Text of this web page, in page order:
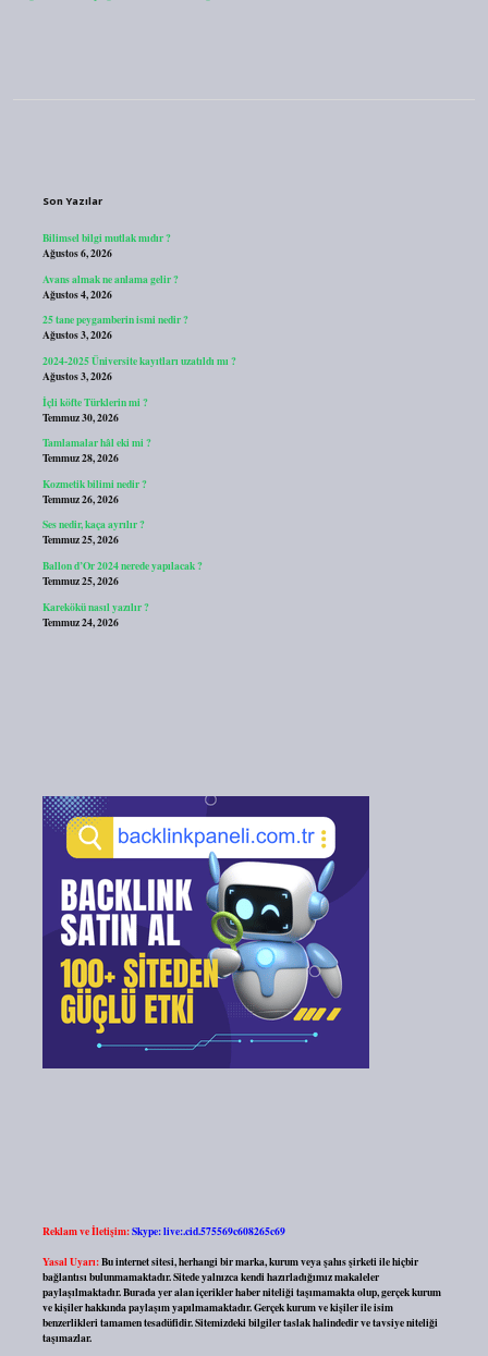
Son Yazılar
Bilimsel bilgi mutlak mıdır ?
Ağustos 6, 2026
Avans almak ne anlama gelir ?
Ağustos 4, 2026
25 tane peygamberin ismi nedir ?
Ağustos 3, 2026
2024-2025 Üniversite kayıtları uzatıldı mı ?
Ağustos 3, 2026
İçli köfte Türklerin mi ?
Temmuz 30, 2026
Tamlamalar hâl eki mi ?
Temmuz 28, 2026
Kozmetik bilimi nedir ?
Temmuz 26, 2026
Ses nedir, kaça ayrılır ?
Temmuz 25, 2026
Ballon d’Or 2024 nerede yapılacak ?
Temmuz 25, 2026
Karekökü nasıl yazılır ?
Temmuz 24, 2026
Reklam ve İletişim:Skype: live:.cid.575569c608265c69
Yasal Uyarı:Bu internet sitesi, herhangi bir marka, kurum veya şahıs şirketi ile hiçbir
bağlantısı bulunmamaktadır. Sitede yalnızca kendi hazırladığımız makaleler
paylaşılmaktadır. Burada yer alan içerikler haber niteliği taşımamakta olup, gerçek kurum
ve kişiler hakkında paylaşım yapılmamaktadır. Gerçek kurum ve kişiler ile isim
benzerlikleri tamamen tesadüfidir. Sitemizdeki bilgiler taslak halindedir ve tavsiye niteliği
taşımazlar.